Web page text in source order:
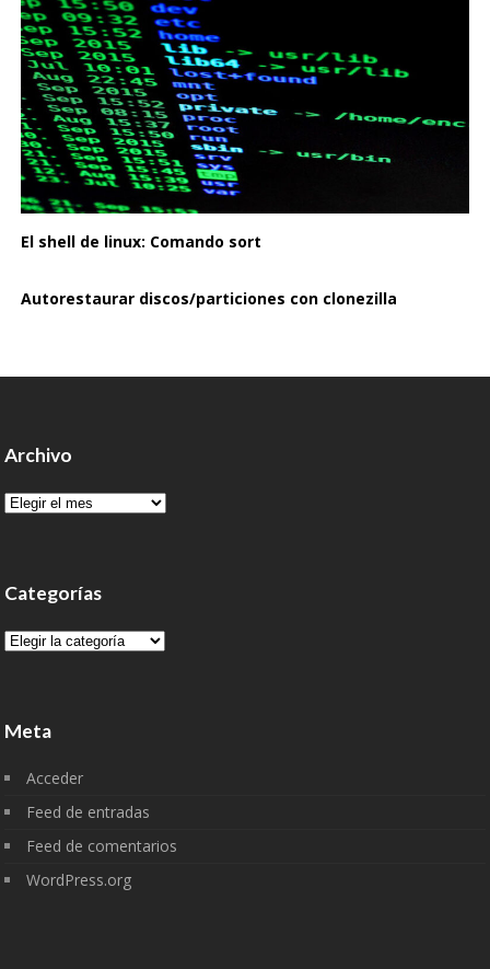
El shell de linux: Comando sort
Autorestaurar discos/particiones con clonezilla
Archivo
Archivo
Categorías
Categorías
Meta
Acceder
Feed de entradas
Feed de comentarios
WordPress.org